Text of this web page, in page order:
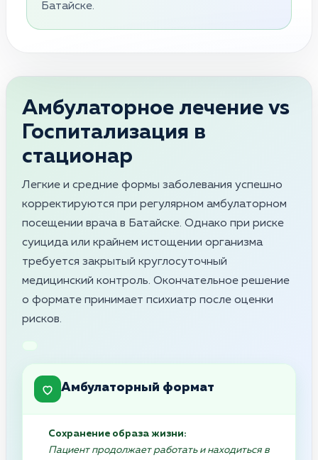
Батайске.
Амбулаторное лечение vs
Госпитализация в
стационар
Легкие и средние формы заболевания успешно
корректируются при регулярном амбулаторном
посещении врача в Батайске. Однако при риске
суицида или крайнем истощении организма
требуется закрытый круглосуточный
медицинский контроль. Окончательное решение
о формате принимает психиатр после оценки
рисков.
Амбулаторный формат
Сохранение образа жизни:
Пациент продолжает работать и находиться в